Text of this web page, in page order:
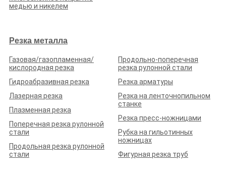
медью и никелем
Резка металла
Газовая/газопламенная/
кислородная резка
Гидроабразивная резка
Лазерная резка
Плазменная резка
Поперечная резка рулонной
стали
Продольная резка рулонной
стали
Продольно-поперечная
резка рулонной стали
Резка арматуры
Резка на ленточнопильном
станке
Резка пресс-ножницами
Рубка на гильотинных
ножницах
Фигурная резка труб